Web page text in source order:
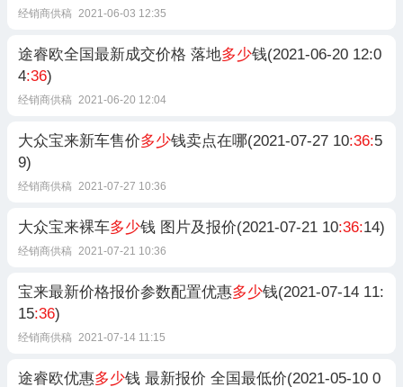
经销商供稿 2021-06-03 12:35
途睿欧全国最新成交价格 落地多少钱(2021-06-20 12:0
4:36)
经销商供稿 2021-06-20 12:04
大众宝来新车售价多少钱卖点在哪(2021-07-27 10:36:5
9)
经销商供稿 2021-07-27 10:36
大众宝来裸车多少钱 图片及报价(2021-07-21 10:36:14)
经销商供稿 2021-07-21 10:36
宝来最新价格报价参数配置优惠多少钱(2021-07-14 11:
15:36)
经销商供稿 2021-07-14 11:15
途睿欧优惠多少钱 最新报价 全国最低价(2021-05-10 0